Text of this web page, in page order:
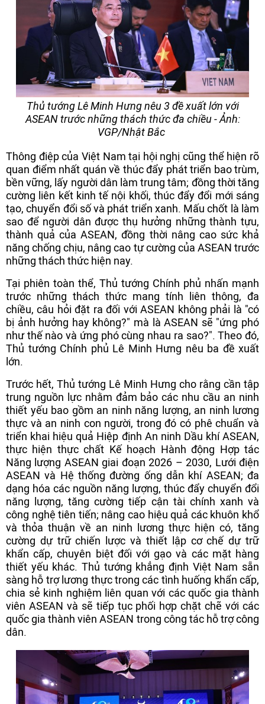
Thủ tướng Lê Minh Hưng nêu 3 đề xuất lớn với
ASEAN trước những thách thức đa chiều - Ảnh:
VGP/Nhật Bắc
Thông điệp của Việt Nam tại hội nghị cũng thể hiện rõ
quan điểm nhất quán về thúc đẩy phát triển bao trùm,
bền vững, lấy người dân làm trung tâm; đồng thời tăng
cường liên kết kinh tế nội khối, thúc đẩy đổi mới sáng
tạo, chuyển đổi số và phát triển xanh. Mấu chốt là làm
sao để người dân được thụ hưởng những thành tựu,
thành quả của ASEAN, đồng thời nâng cao sức khả
năng chống chịu, nâng cao tự cường của ASEAN trước
những thách thức hiện nay.
Tại phiên toàn thể, Thủ tướng Chính phủ nhấn mạnh
trước những thách thức mang tính liên thông, đa
chiều, câu hỏi đặt ra đối với ASEAN không phải là "có
bị ảnh hưởng hay không?" mà là ASEAN sẽ "ứng phó
như thế nào và ứng phó cùng nhau ra sao?". Theo đó,
Thủ tướng Chính phủ Lê Minh Hưng nêu ba đề xuất
lớn.
Trước hết, Thủ tướng Lê Minh Hưng cho rằng cần tập
trung nguồn lực nhằm đảm bảo các nhu cầu an ninh
thiết yếu bao gồm an ninh năng lượng, an ninh lương
thực và an ninh con người, trong đó có phê chuẩn và
triển khai hiệu quả Hiệp định An ninh Dầu khí ASEAN,
thực hiện thực chất Kế hoạch Hành động Hợp tác
Năng lượng ASEAN giai đoạn 2026 – 2030, Lưới điện
ASEAN và Hệ thống đường ống dẫn khí ASEAN; đa
dạng hóa các nguồn năng lượng, thúc đẩy chuyển đổi
năng lượng, tăng cường tiếp cận tài chính xanh và
công nghệ tiên tiến; nâng cao hiệu quả các khuôn khổ
và thỏa thuận về an ninh lương thực hiện có, tăng
cường dự trữ chiến lược và thiết lập cơ chế dự trữ
khẩn cấp, chuyên biệt đối với gạo và các mặt hàng
thiết yếu khác. Thủ tướng khẳng định Việt Nam sẵn
sàng hỗ trợ lương thực trong các tình huống khẩn cấp,
chia sẻ kinh nghiệm liên quan với các quốc gia thành
viên ASEAN và sẽ tiếp tục phối hợp chặt chẽ với các
quốc gia thành viên ASEAN trong công tác hỗ trợ công
dân.